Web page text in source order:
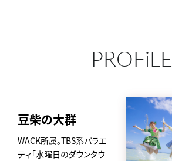
PROFiLE
豆柴の大群
WACK所属。TBS系バラエ
ティ「水曜日のダウンタウ